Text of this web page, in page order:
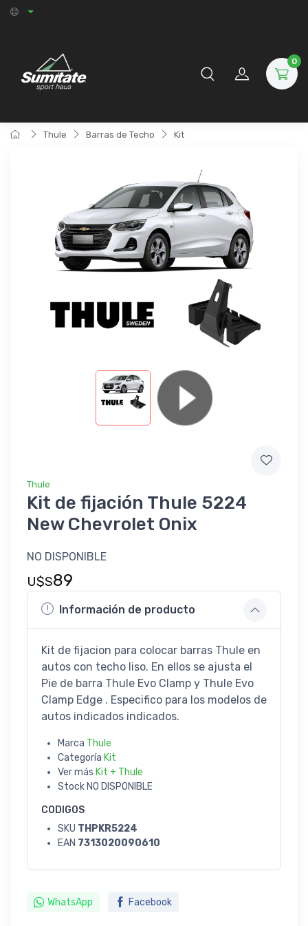
0
Thule Barras de Techo Kit
Thule
Kit de fijación Thule 5224
New Chevrolet Onix
NO DISPONIBLE
U$S89
Información de producto
Kit de fijacion para colocar barras Thule en
autos con techo liso. En ellos se ajusta el
Pie de barra Thule Evo Clamp y Thule Evo
Clamp Edge . Especifico para los modelos de
autos indicados indicados.
Marca Thule
Categoría Kit
Ver más Kit + Thule
Stock NO DISPONIBLE
CODIGOS
SKU THPKR5224
EAN 7313020090610
WhatsApp Facebook